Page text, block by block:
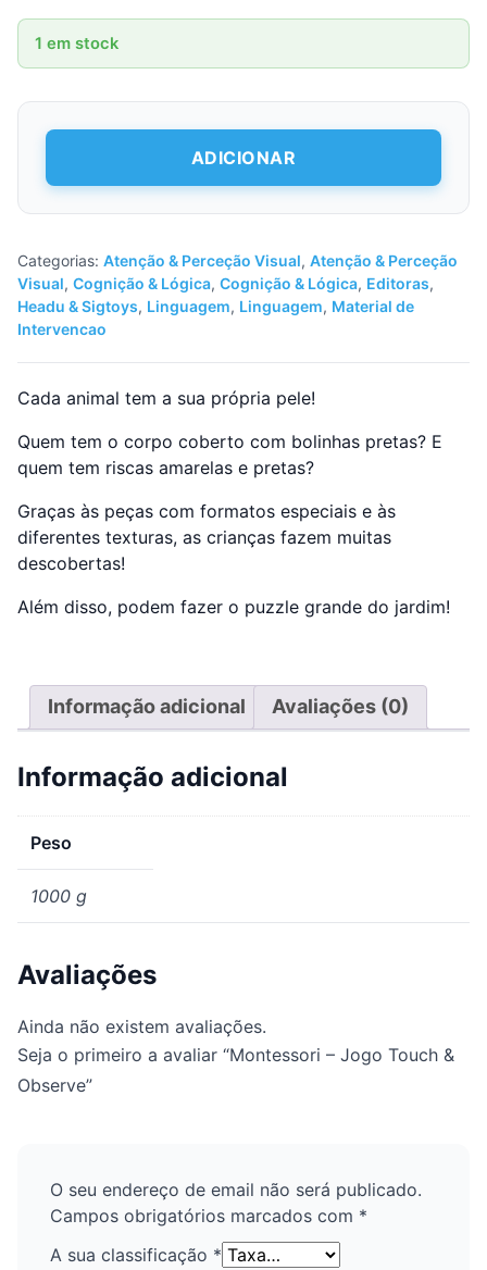
1 em stock
Quantidade
Montessori
Touch
&
Observe
ADICIONAR
Categorias: Atenção & Perceção Visual, Atenção & Perceção
Visual, Cognição & Lógica, Cognição & Lógica, Editoras,
Headu & Sigtoys, Linguagem, Linguagem, Material de
Intervencao
Cada animal tem a sua própria pele!
Quem tem o corpo coberto com bolinhas pretas? E
quem tem riscas amarelas e pretas?
Graças às peças com formatos especiais e às
diferentes texturas, as crianças fazem muitas
descobertas!
Além disso, podem fazer o puzzle grande do jardim!
Informação adicional Avaliações (0)
Informação adicional
Peso
1000 g
Avaliações
Ainda não existem avaliações.
Seja o primeiro a avaliar “Montessori – Jogo Touch &
Observe”
O seu endereço de email não será publicado.
Campos obrigatórios marcados com *
A sua classificação *